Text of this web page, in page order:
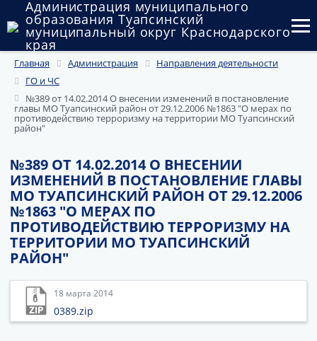
Администрация муниципального
образования Туапсинский
муниципальный округ Краснодарского
края
Округ
Администрация
Муниципальные закупки
Государственный и муниципальный контроль
Муниципальное имущество
Публичные слушания и общественные обсуждения
Документы
Главная Администрация
Направления деятельности
ГО и ЧС
№389 от 14.02.2014 О внесении изменений в постановление
главы МО Туапсинский район от 29.12.2006 №1863 "О мерах по
противодействию терроризму на территории МО Туапсинский
район"
№389 ОТ 14.02.2014 О ВНЕСЕНИИ
ИЗМЕНЕНИЙ В ПОСТАНОВЛЕНИЕ ГЛАВЫ
МО ТУАПСИНСКИЙ РАЙОН ОТ 29.12.2006
№1863 "О МЕРАХ ПО
ПРОТИВОДЕЙСТВИЮ ТЕРРОРИЗМУ НА
ТЕРРИТОРИИ МО ТУАПСИНСКИЙ
РАЙОН"
18 марта 2014
0389.zip